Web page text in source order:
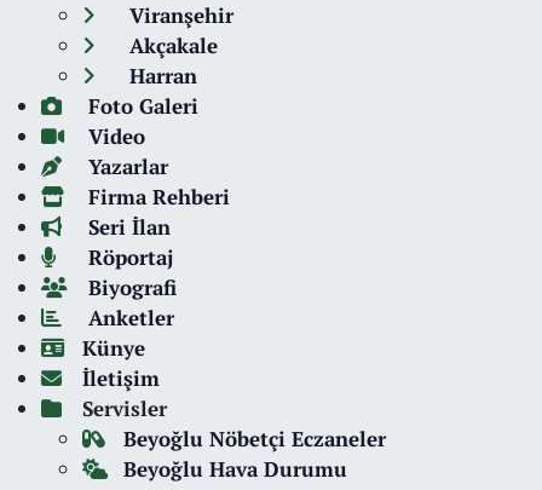
Viranşehir
Akçakale
Harran
Foto Galeri
Video
Yazarlar
Firma Rehberi
Seri İlan
Röportaj
Biyografi
Anketler
Künye
İletişim
Servisler
Beyoğlu Nöbetçi Eczaneler
Beyoğlu Hava Durumu